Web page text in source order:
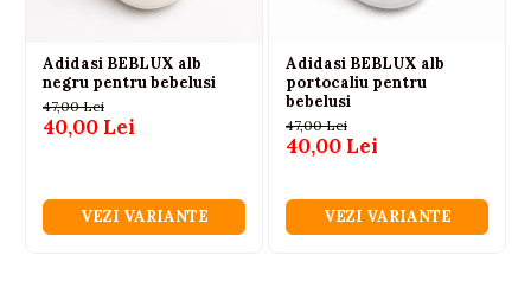
Adidasi BEBLUX alb
negru pentru bebelusi
47,00 Lei
40,00 Lei
VEZI VARIANTE
Adidasi BEBLUX alb
portocaliu pentru
bebelusi
47,00 Lei
40,00 Lei
VEZI VARIANTE